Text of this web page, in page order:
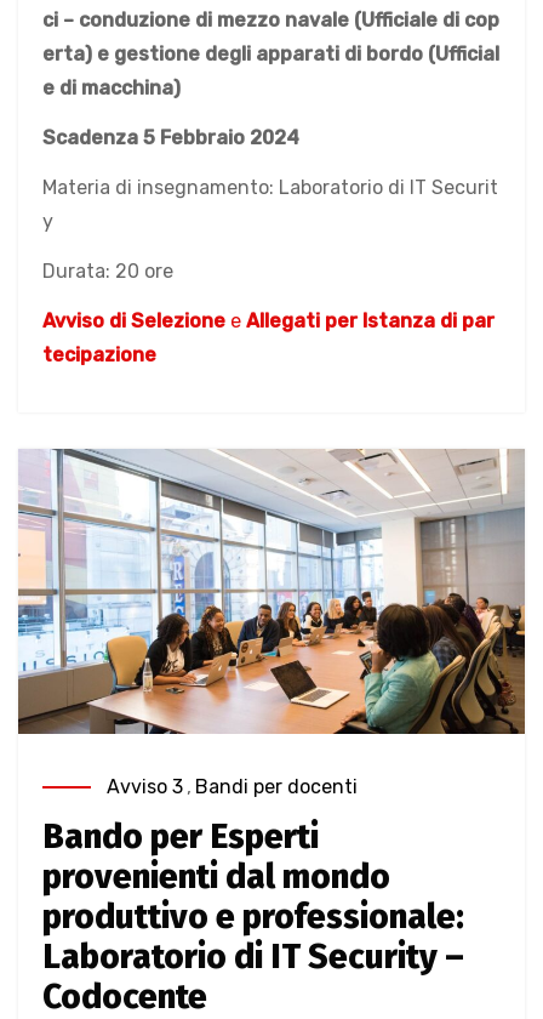
ci – conduzione di mezzo navale (Ufficiale di cop
erta) e gestione degli apparati di bordo (Ufficial
e di macchina)
Scadenza 5 Febbraio 2024
Materia di insegnamento: Laboratorio di IT Securit
y
Durata: 20 ore
Avviso di Selezione e Allegati per Istanza di par
tecipazione
Avviso 3 , Bandi per docenti
Bando per Esperti
provenienti dal mondo
produttivo e professionale:
Laboratorio di IT Security –
Codocente